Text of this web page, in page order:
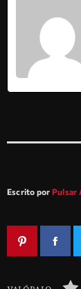
Escrito por Pulsar